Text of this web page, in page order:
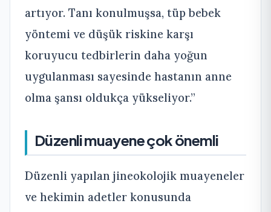
artıyor. Tanı konulmuşsa, tüp bebek
yöntemi ve düşük riskine karşı
koruyucu tedbirlerin daha yoğun
uygulanması sayesinde hastanın anne
olma şansı oldukça yükseliyor.”
Düzenli muayene çok önemli
Düzenli yapılan jineokolojik muayeneler
ve hekimin adetler konusunda